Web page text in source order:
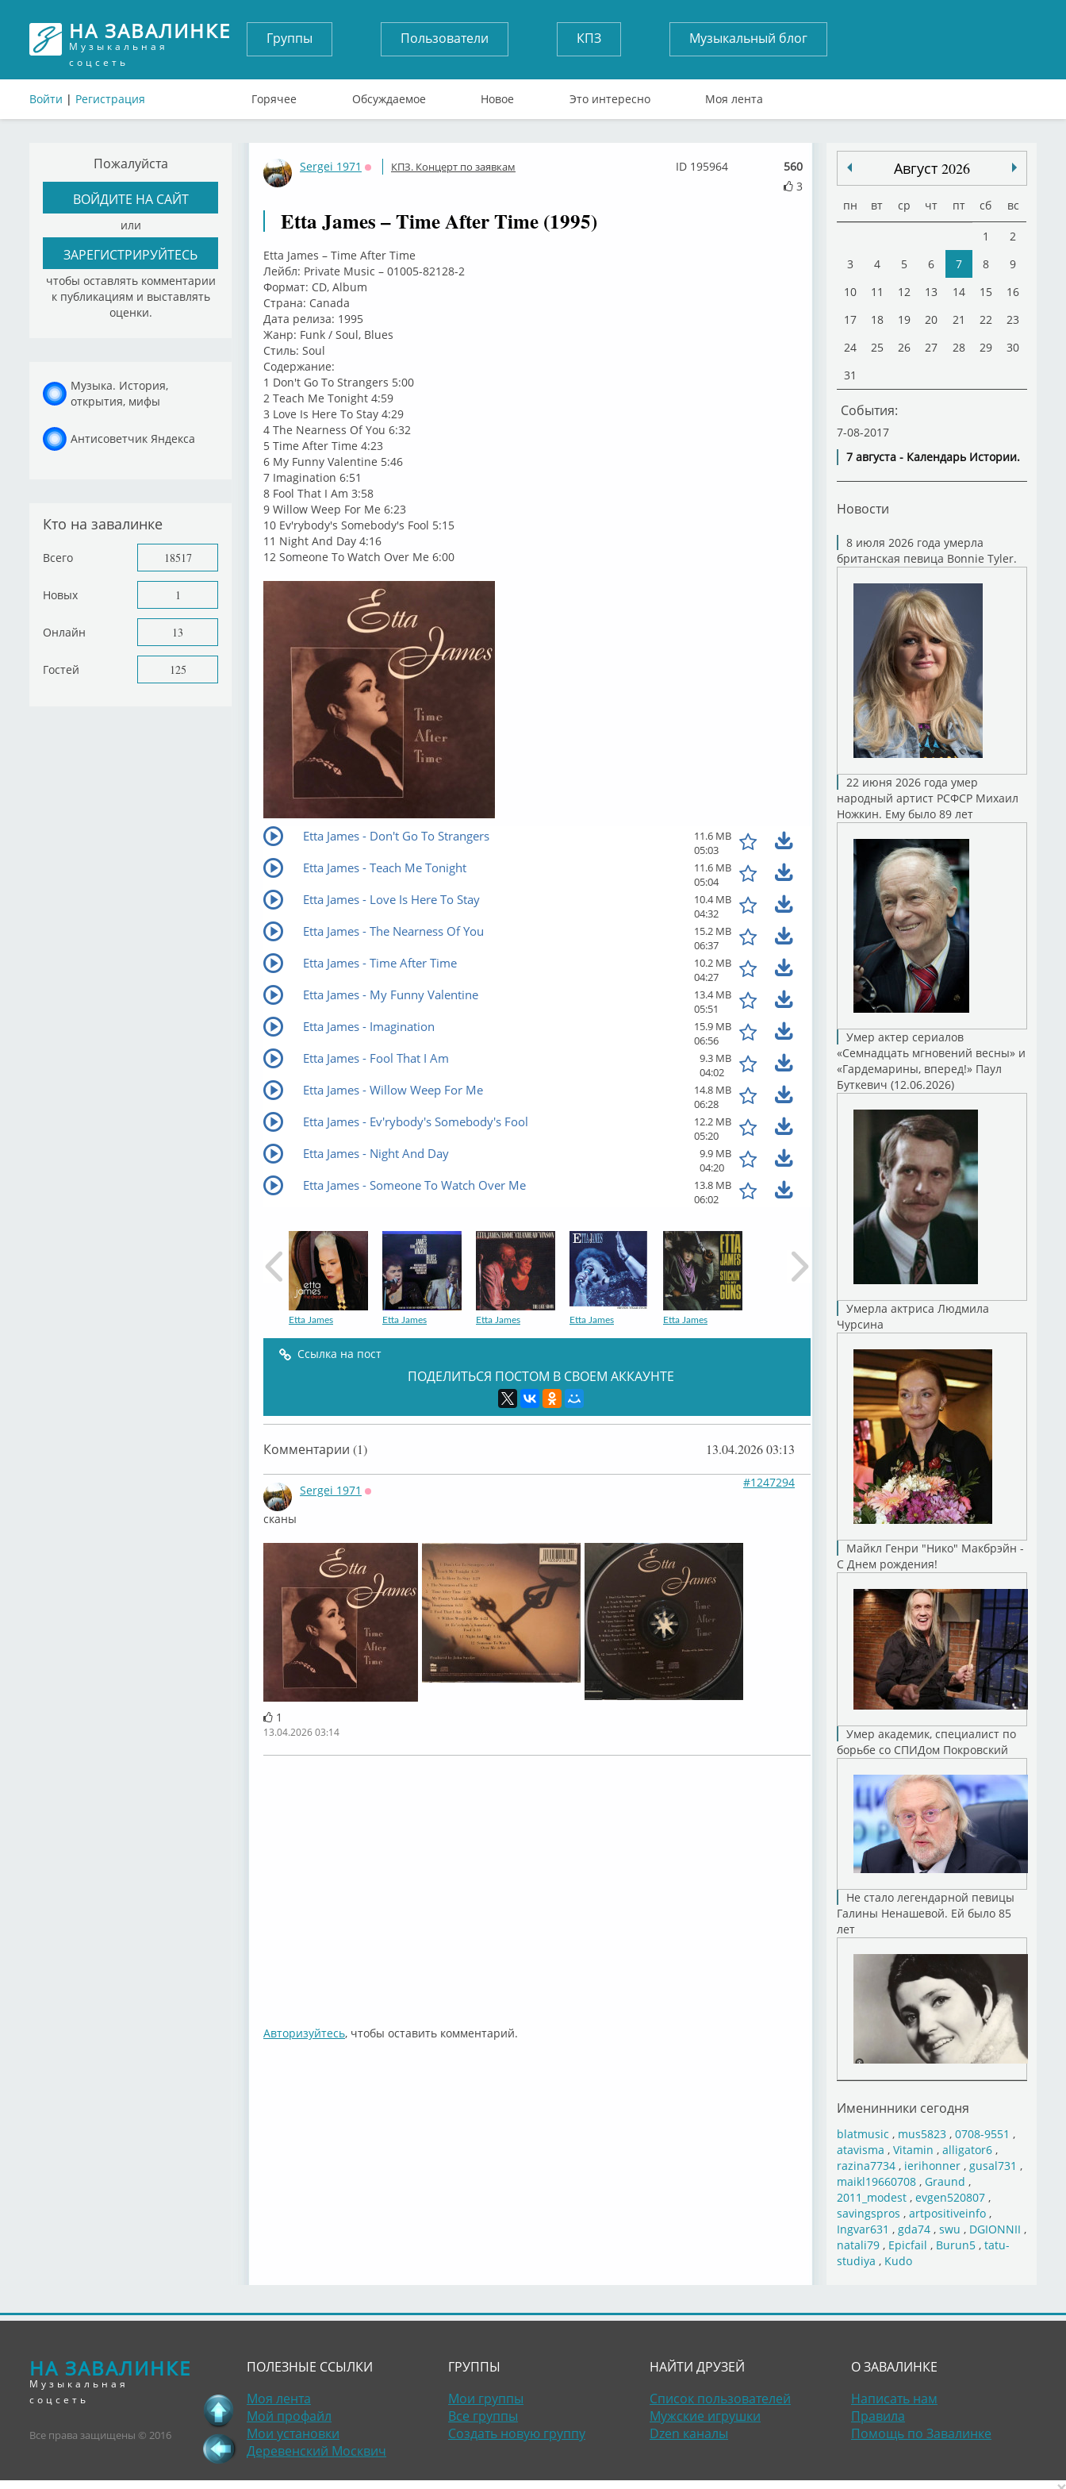
НА ЗАВАЛИНКЕ
Музыкальная
соцсеть
Войти | Регистрация
Группы Пользователи КПЗ Музыкальный блог
Горячее Обсуждаемое Новое Это интересно Моя лента
Пожалуйста
ВОЙДИТЕ НА САЙТ
или
ЗАРЕГИСТРИРУЙТЕСЬ
чтобы оставлять комментарии
к публикациям и выставлять
оценки.
Музыка. История,
открытия, мифы
Антисоветчик Яндекса
Кто на завалинке
Всего 18517
Новых 1
Онлайн 13
Гостей 125
Sergei 1971
Оффлайн
КПЗ. Концерт по заявкам
560
3
ID 195964
Etta James – Time After Time (1995)
Etta James – Time After Time
Лейбл: Private Music – 01005-82128-2
Формат: CD, Album
Страна: Canada
Дата релиза: 1995
Жанр: Funk / Soul, Blues
Стиль: Soul
Содержание:
1 Don't Go To Strangers 5:00
2 Teach Me Tonight 4:59
3 Love Is Here To Stay 4:29
4 The Nearness Of You 6:32
5 Time After Time 4:23
6 My Funny Valentine 5:46
7 Imagination 6:51
8 Fool That I Am 3:58
9 Willow Weep For Me 6:23
10 Ev'rybody's Somebody's Fool 5:15
11 Night And Day 4:16
12 Someone To Watch Over Me 6:00
Etta James - Don't Go To Strangers
11.6 MB
05:03
Etta James - Teach Me Tonight
11.6 MB
05:04
Etta James - Love Is Here To Stay
10.4 MB
04:32
Etta James - The Nearness Of You
15.2 MB
06:37
Etta James - Time After Time
10.2 MB
04:27
Etta James - My Funny Valentine
13.4 MB
05:51
Etta James - Imagination
15.9 MB
06:56
Etta James - Fool That I Am
9.3 MB
04:02
Etta James - Willow Weep For Me
14.8 MB
06:28
Etta James - Ev'rybody's Somebody's Fool
12.2 MB
05:20
Etta James - Night And Day
9.9 MB
04:20
Etta James - Someone To Watch Over Me
13.8 MB
06:02
Etta James Etta James Etta James Etta James Etta James
Ссылка на пост
ПОДЕЛИТЬСЯ ПОСТОМ В СВОЕМ АККАУНТЕ
Комментарии (1) 13.04.2026 03:13
Sergei 1971
#1247294
сканы
1
13.04.2026 03:14
Авторизуйтесь, чтобы оставить комментарий.
Август 2026
пн вт ср чт пт сб вс
1
2
3
4 5 6 7 8
9
10
11 12 13 14 15
16
17
18 19 20 21 22
23
24
25 26 27 28 29
30
31
События:
7-08-2017
7 августа - Календарь Истории.
Новости
8 июля 2026 года умерла
британская певица Bonnie Tyler.
22 июня 2026 года умер
народный артист РСФСР Михаил
Ножкин. Ему было 89 лет
Умер актер сериалов
«Семнадцать мгновений весны» и
«Гардемарины, вперед!» Паул
Буткевич (12.06.2026)
Умерла актриса Людмила
Чурсина
Майкл Генри "Нико" Макбрэйн -
С Днем рождения!
Умер академик, специалист по
борьбе со СПИДом Покровский
Не стало легендарной певицы
Галины Ненашевой. Ей было 85
лет
Именинники сегодня
blatmusic , mus5823, 0708-9551 ,
atavisma , Vitamin , alligator6,
razina7734, ierihonner, gusal731 ,
maikl19660708, Graund ,
2011_modest, evgen520807,
savingspros , artpositiveinfo,
Ingvar631 , gda74, swu , DGIONNII ,
natali79, Epicfail , Burun5, tatu-
studiya , Kudo
НА ЗАВАЛИНКЕ
Музыкальная
соцсеть
Все права защищены © 2016
ПОЛЕЗНЫЕ ССЫЛКИ
Моя лента
Мой профайл
Мои установки
Деревенский Москвич
ГРУППЫ
Мои группы
Все группы
Создать новую группу
НАЙТИ ДРУЗЕЙ
Список пользователей
Мужские игрушки
Dzen каналы
О ЗАВАЛИНКЕ
Написать нам
Правила
Помощь по Завалинке